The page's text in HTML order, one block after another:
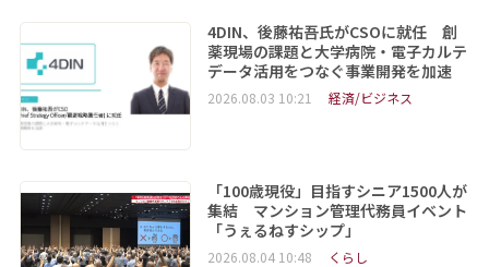
4DIN、後藤祐吾氏がCSOに就任 創
薬現場の課題と大学病院・電子カルテ
データ活用をつなぐ事業開発を加速
2026.08.03 10:21 経済/ビジネス
「100歳現役」目指すシニア1500人が
集結 マンション管理代務員イベント
「うぇるねすシップ」
2026.08.04 10:48 くらし